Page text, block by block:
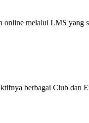
online melalui LMS
berbagai Club dan